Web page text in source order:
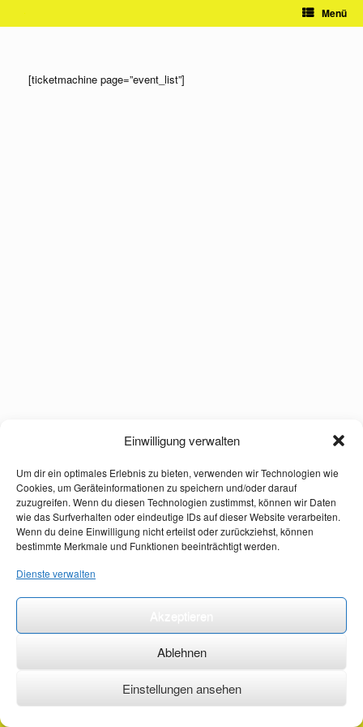
Einwilligung verwalten
Um dir ein optimales Erlebnis zu bieten, verwenden wir Technologien wie
Cookies, um Geräteinformationen zu speichern und/oder darauf
zuzugreifen. Wenn du diesen Technologien zustimmst, können wir Daten
wie das Surfverhalten oder eindeutige IDs auf dieser Website verarbeiten.
Wenn du deine Einwilligung nicht erteilst oder zurückziehst, können
bestimmte Merkmale und Funktionen beeinträchtigt werden.
Dienste verwalten
Ablehnen
Einstellungen ansehen
Menü
[ticketmachine page=”event_list”]
©2026 ·erstehilfekurs-mauch.de ·AGB ·Datenschutzerklärung ·Impressum ·